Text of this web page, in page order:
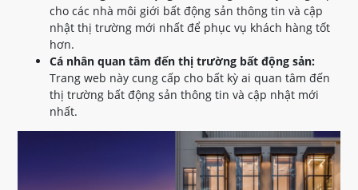
cho các nhà môi giới bất động sản thông tin và cập
nhật thị trường mới nhất để phục vụ khách hàng tốt
hơn.
Cá nhân quan tâm đến thị trường bất động sản:
Trang web này cung cấp cho bất kỳ ai quan tâm đến
thị trường bất động sản thông tin và cập nhật mới
nhất.